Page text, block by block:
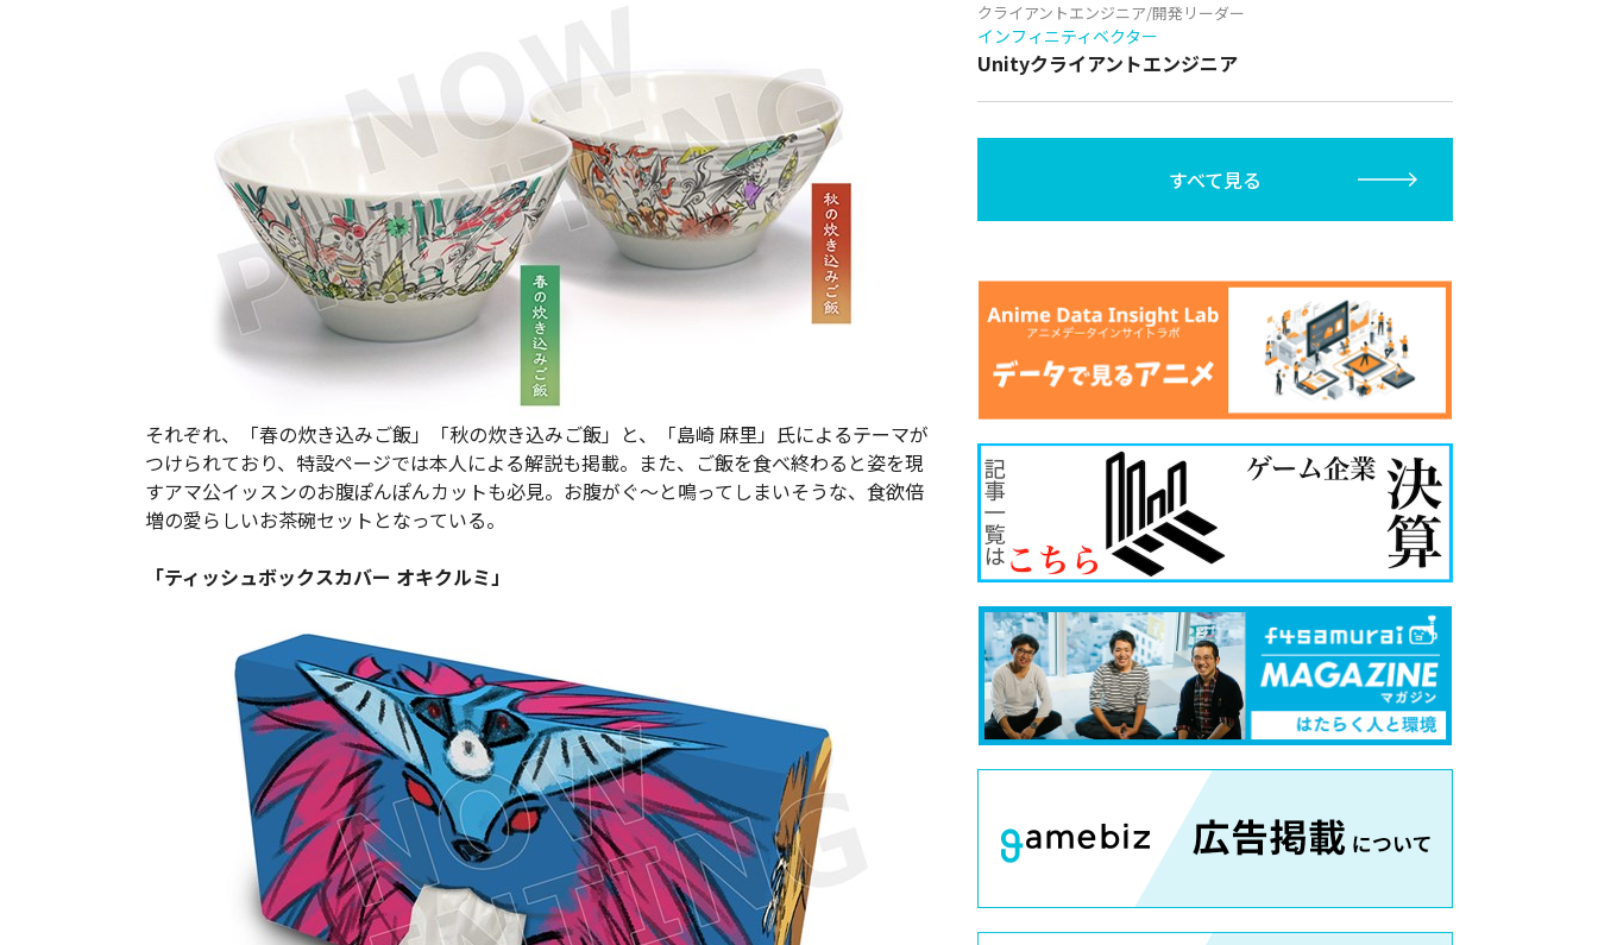
それぞれ、「春の炊き込みご飯」「秋の炊き込みご飯」と、「島崎 麻里」氏によるテーマが
つけられており、特設ページでは本人による解説も掲載。また、ご飯を食べ終わると姿を現
すアマ公イッスンのお腹ぽんぽんカットも必見。お腹がぐ～と鳴ってしまいそうな、食欲倍
増の愛らしいお茶碗セットとなっている。
「ティッシュボックスカバー オキクルミ」
クライアントエンジニア/開発リーダー
インフィニティベクター
Unityクライアントエンジニア
すべて見る